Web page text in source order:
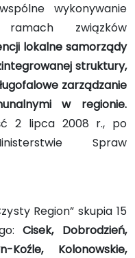
wykonywanie
związków
lokalne samorządy
struktury,
zarządzanie
w regionie.
2 lipca 2008 r., po
Spraw
Region” skupia 15
Cisek, Dobrodzień,
Koźle, Kolonowskie,